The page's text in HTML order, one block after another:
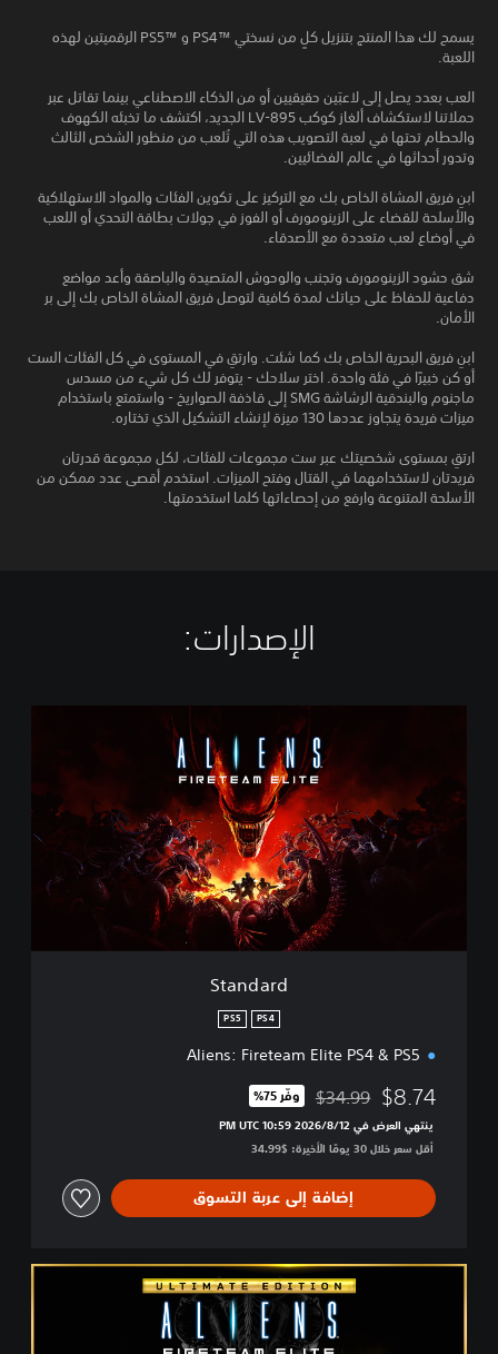
يسمح لك هذا المنتج بتنزيل كلٍ من نسختي PS4™‎ و PS5™‎ الرقميتين لهذه
اللعبة.
العب بعدد يصل إلى لاعبَين حقيقيين أو من الذكاء الاصطناعي بينما تقاتل عبر
حملاتنا لاستكشاف ألغاز كوكب LV-895 الجديد، اكتشف ما تخبئه الكهوف
والحطام تحتها في لعبة التصويب هذه التي تُلعب من منظور الشخص الثالث
وتدور أحداثها في عالم الفضائيين.
ابنِ فريق المشاة الخاص بك مع التركيز على تكوين الفئات والمواد الاستهلاكية
والأسلحة للقضاء على الزينومورف أو الفوز في جولات بطاقة التحدي أو اللعب
في أوضاع لعب متعددة مع الأصدقاء.
شق حشود الزينومورف وتجنب والوحوش المتصيدة والباصقة وأعد مواضع
دفاعية للحفاظ على حياتك لمدة كافية لتوصل فريق المشاة الخاص بك إلى بر
الأمان.
ابنِ فريق البحرية الخاص بك كما شئت. وارتقِ في المستوى في كل الفئات الست
أو كن خبيرًا في فئة واحدة. اختر سلاحك - يتوفر لك كل شيء من مسدس
ماجنوم والبندقية الرشاشة SMG إلى قاذفة الصواريخ - واستمتع باستخدام
ميزات فريدة يتجاوز عددها 130 ميزة لإنشاء التشكيل الذي تختاره.
ارتقِ بمستوى شخصيتك عبر ست مجموعات للفئات، لكل مجموعة قدرتان
فريدتان لاستخدامهما في القتال وفتح الميزات. استخدم أقصى عدد ممكن من
الأسلحة المتنوعة وارفع من إحصاءاتها كلما استخدمتها.
الإصدارات:‏
d
a
Standard
PS4
PS5
Aliens: Fireteam Elite PS4 & PS5
$8.74 مخصوم من السعر الأصلي البالغ $34.99‏
$34.99 وفّر 75%‏
ينتهي العرض في 12‏/8‏/2026 10:59 PM UTC‏
أقل سعر خلال 30 يومًا الأخيرة: $34.99‏
إضافة إلى عربة التسوق